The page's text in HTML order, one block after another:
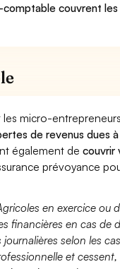
couvrent les
micro-
de revenus dues
également decouvrir
prévoyance
en exercice ou
financières en cas de
selon les
et